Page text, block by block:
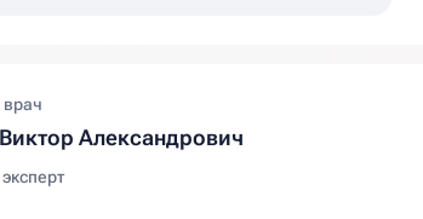
Александрович